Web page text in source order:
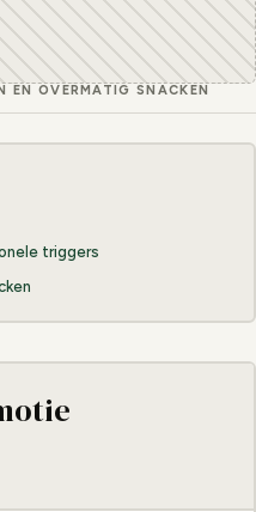
EN OVERMATIG SNACKEN
triggers